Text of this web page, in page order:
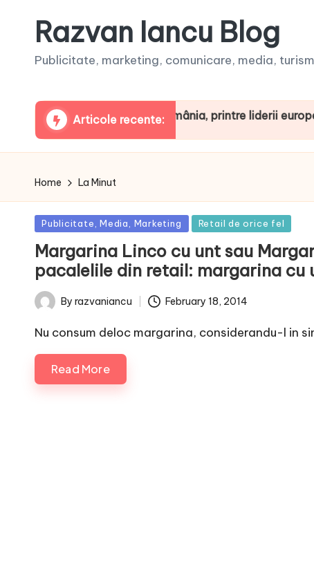
Razvan Iancu Blog
Publicitate, marketing, comunicare, media,
Articole recente:
ARBOpodcast. România, printre liderii europeni la
Home La Minut
Posted
in
Publicitate, Media, Marketing Retail de orice fel
Margarina Linco cu unt sau
pacalelile din retail: margarina cu
PostedBy razvaniancu February 18, 2014
Nu consum deloc margarina, considerandu-l in
Read More